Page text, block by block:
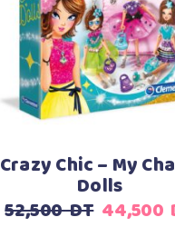
Ajouter au panier
Crazy Chic – My
Dolls
52,500DT Le
44,500